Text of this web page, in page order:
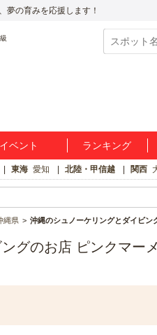
夢の育みを応援します！
ベント ランキング
東海 愛知 北陸・甲信越 関西
縄県 沖縄のシュノーケリングとダイビン
グのお店 ピンクマー